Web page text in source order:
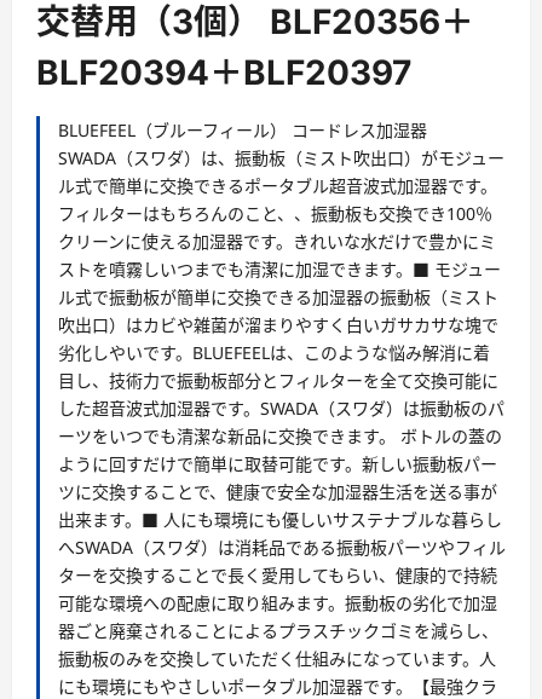
交替用（3個） BLF20356＋
BLF20394＋BLF20397
BLUEFEEL（ブルーフィール） コードレス加湿器
SWADA（スワダ）は、振動板（ミスト吹出口）がモジュー
ル式で簡単に交換できるポータブル超音波式加湿器です。
フィルターはもちろんのこと、、振動板も交換でき100％
クリーンに使える加湿器です。きれいな水だけで豊かにミ
ストを噴霧しいつまでも清潔に加湿できます。■ モジュー
ル式で振動板が簡単に交換できる加湿器の振動板（ミスト
吹出口）はカビや雑菌が溜まりやすく白いガサカサな塊で
劣化しやいです。BLUEFEELは、このような悩み解消に着
目し、技術力で振動板部分とフィルターを全て交換可能に
した超音波式加湿器です。SWADA（スワダ）は振動板のパ
ーツをいつでも清潔な新品に交換できます。 ボトルの蓋の
ように回すだけで簡単に取替可能です。新しい振動板パー
ツに交換することで、健康で安全な加湿器生活を送る事が
出来ます。■ 人にも環境にも優しいサステナブルな暮らし
へSWADA（スワダ）は消耗品である振動板パーツやフィル
ターを交換することで長く愛用してもらい、健康的で持続
可能な環境への配慮に取り組みます。振動板の劣化で加湿
器ごと廃棄されることによるプラスチックゴミを減らし、
振動板のみを交換していただく仕組みになっています。人
にも環境にもやさしいポータブル加湿器です。【最強クラ